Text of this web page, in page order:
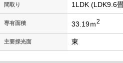
間取り 1LDK (LDK9.6
専有面積 33.19ｍ2
主要採光面 東